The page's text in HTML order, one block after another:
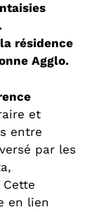
résidence
Agglo.
et
entre
par les
en lien